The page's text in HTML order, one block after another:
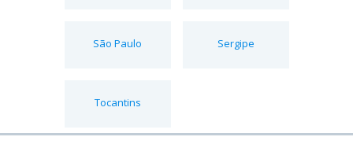
São Paulo Sergipe
Tocantins